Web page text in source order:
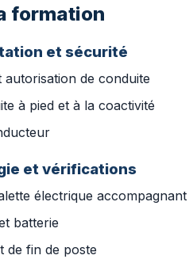
formation
et sécurité
autorisation de conduite
à pied et à la coactivité
et vérifications
électrique accompagnant
batterie
de fin de poste